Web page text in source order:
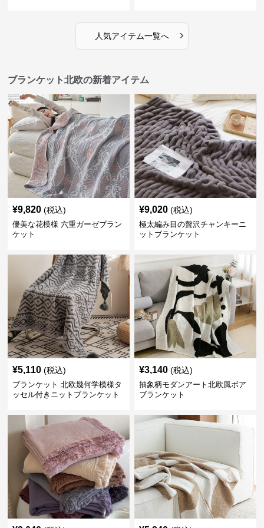
人気アイテム一覧へ ›
ブランケット北欧の新着アイテム
¥9,820 (税込)
優美な花模様 六重ガーゼブラン
ケット
¥9,020 (税込)
極太編み目の贅沢チャンキーニ
ットブランケット
¥5,110 (税込)
ブランケット 北欧幾何学模様タ
ッセル付きニットブランケット
¥3,140 (税込)
抽象柄モダンアート北欧風ボア
ブランケット